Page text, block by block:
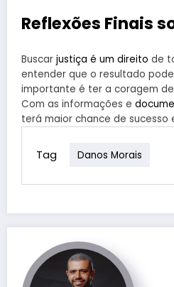
Reflexões Finais
Buscar justiça é um direito de
entender que o resultado
importante é ter a coragem
Com as informações e
terá maior chance de sucesso
Tag Danos Morais